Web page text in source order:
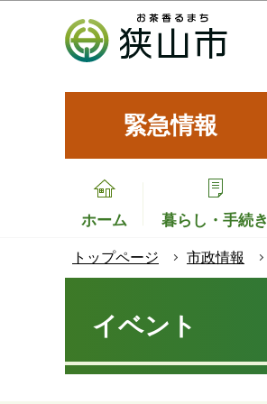
緊急情報
ホーム 暮らし・手続き
トップページ 市政情報
イベント